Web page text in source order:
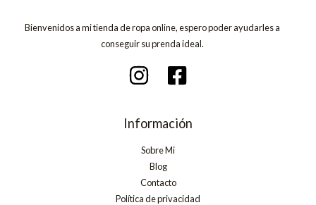
Bienvenidos a mi tienda de ropa online, espero poder ayudarles a
conseguir su prenda ideal.
Información
Sobre Mi
Blog
Contacto
Política de privacidad